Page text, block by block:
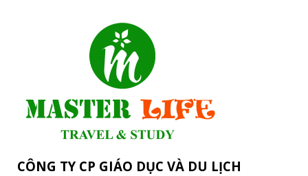
CÔNG TY CP GIÁO DỤC VÀ DU LỊCH